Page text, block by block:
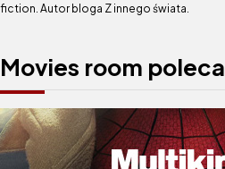
fiction. Autor bloga Z innego świata.
Movies room poleca